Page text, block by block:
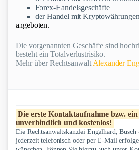
Forex-Handelsgeschäfte
der Handel mit Kryptowährungen
angeboten.
Die vorgenannten Geschäfte sind
besteht ein Totalverlustrisiko.
Mehr über Rechtsanwalt Alexander
Die erste Kontaktaufnahme bzw.
unverbindlich und kostenlos!
Die Rechtsanwaltskanzlei Engelhard,
jederzeit telefonisch oder per E-Mail